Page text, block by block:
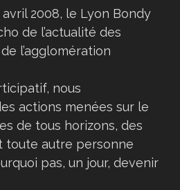
2008, le Lyon Bondy
de l’actualité des
l’agglomération
nous
actions menées sur le
de tous horizons, des
toute autre personne
pas, un jour, devenir